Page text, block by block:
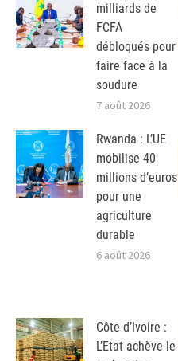
milliards de
FCFA
débloqués pour
faire face à la
soudure
7 août 2026
Rwanda : L’UE
mobilise 40
millions d’euros
pour une
agriculture
durable
6 août 2026
Côte d’Ivoire :
L’Etat achève le